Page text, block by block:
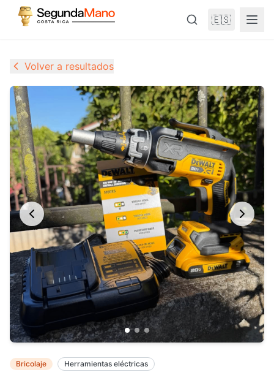
🇪🇸
Volver a resultados
Bricolaje Herramientas eléctricas